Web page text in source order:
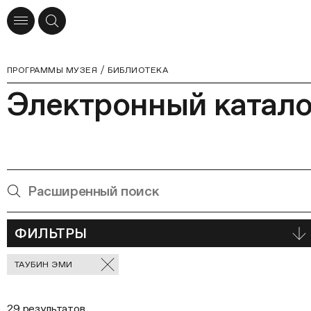
ПРОГРАММЫ МУЗЕЯ БИБЛИОТЕКА
Электронный
ФИЛЬТРЫ
Отмеченные
фильтры
ТАУБИН ЭМИ